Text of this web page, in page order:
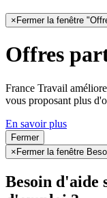
× Fermer la fenêtre
Offres
France Travail
vous proposant plus
En savoir plus
Fermer
× Fermer la fenêtre
Besoin d'aide